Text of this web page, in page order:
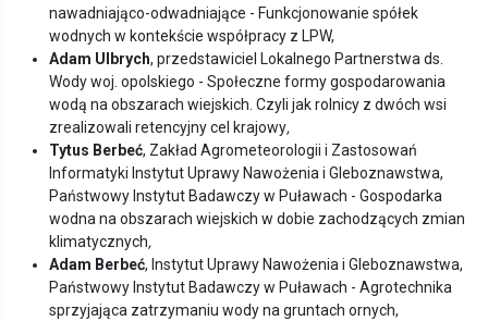
nawadniająco-odwadniające - Funkcjonowanie spółek
wodnych w kontekście współpracy z LPW,
Adam Ulbrych, przedstawiciel Lokalnego Partnerstwa ds.
Wody woj. opolskiego - Społeczne formy gospodarowania
wodą na obszarach wiejskich. Czyli jak rolnicy z dwóch wsi
zrealizowali retencyjny cel krajowy,
Tytus Berbeć, Zakład Agrometeorologii i Zastosowań
Informatyki Instytut Uprawy Nawożenia i Gleboznawstwa,
Państwowy Instytut Badawczy w Puławach - Gospodarka
wodna na obszarach wiejskich w dobie zachodzących zmian
klimatycznych,
Adam Berbeć, Instytut Uprawy Nawożenia i Gleboznawstwa,
Państwowy Instytut Badawczy w Puławach - Agrotechnika
sprzyjająca zatrzymaniu wody na gruntach ornych,